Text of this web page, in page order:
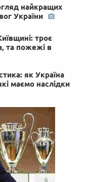
найкращих
України
троє
та пожежі в
як Україна
маємо наслідки